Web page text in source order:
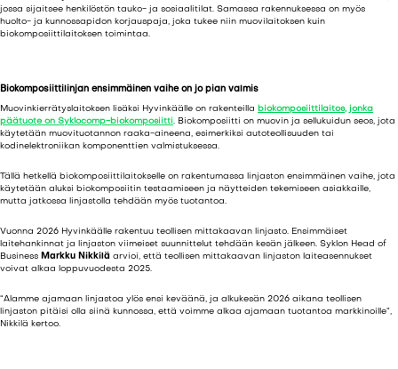
jossa sijaitsee henkilöstön tauko- ja sosiaalitilat. Samassa rakennuksessa on myös
huolto- ja kunnossapidon korjauspaja, joka tukee niin muovilaitoksen kuin
biokomposiittilaitoksen toimintaa.
Biokomposiittilinjan ensimmäinen vaihe on jo pian valmis
Muovinkierrätyslaitoksen lisäksi Hyvinkäälle on rakenteilla
biokomposiittilaitos, jonka
päätuote on Syklocomp-biokomposiitti
. Biokomposiitti on muovin ja sellukuidun seos, jota
käytetään muovituotannon raaka-aineena, esimerkiksi autoteollisuuden tai
kodinelektroniikan komponenttien valmistuksessa.
Tällä hetkellä biokomposiittilaitokselle on rakentumassa linjaston ensimmäinen vaihe, jota
käytetään aluksi biokomposiitin testaamiseen ja näytteiden tekemiseen asiakkaille,
mutta jatkossa linjastolla tehdään myös tuotantoa.
Vuonna 2026 Hyvinkäälle rakentuu teollisen mittakaavan linjasto. Ensimmäiset
laitehankinnat ja linjaston viimeiset suunnittelut tehdään kesän jälkeen. Syklon Head of
Business Markku Nikkilä arvioi, että teollisen mittakaavan linjaston laiteasennukset
voivat alkaa loppuvuodesta 2025.
“Alamme ajamaan linjastoa ylös ensi keväänä, ja alkukesän 2026 aikana teollisen
linjaston pitäisi olla siinä kunnossa, että voimme alkaa ajamaan tuotantoa markkinoille”,
Nikkilä kertoo.